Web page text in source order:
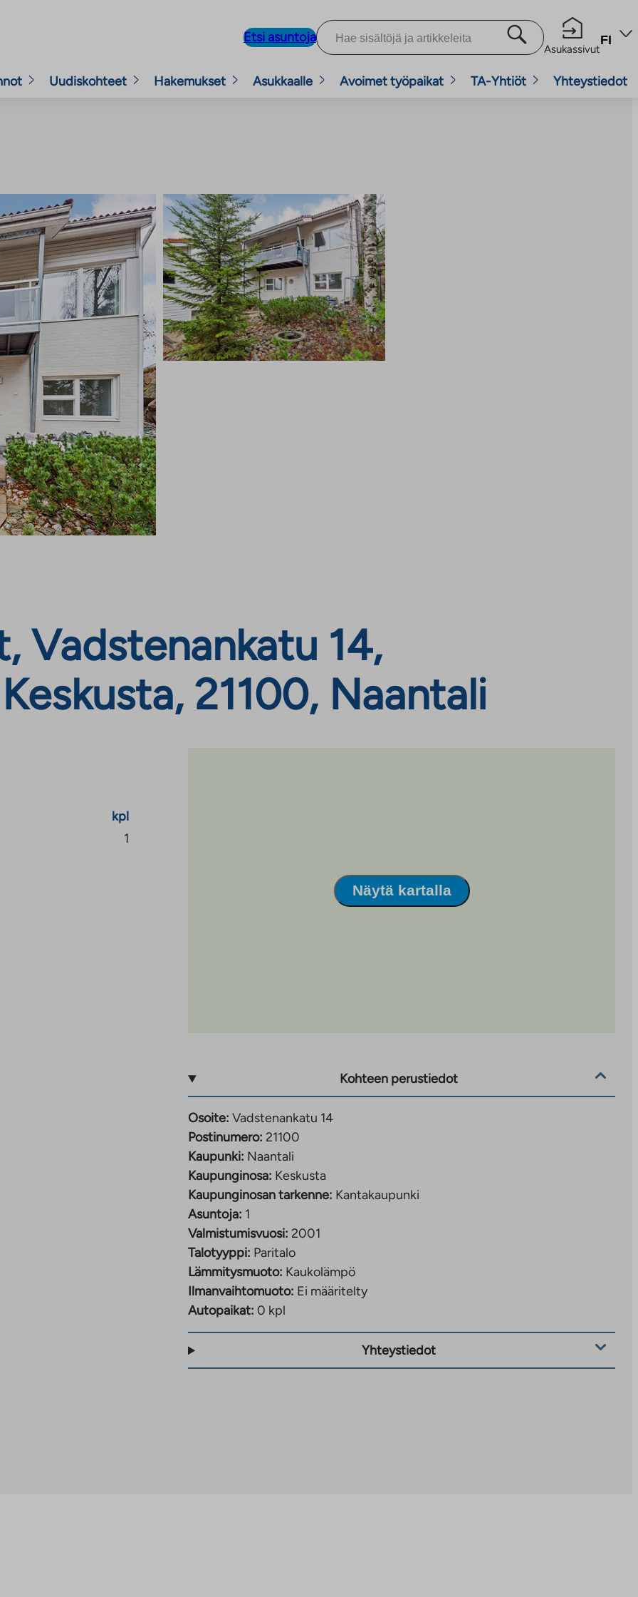
Etsi asuntoja
Asukassivut
FI
Uudiskohteet Hakemukset Asukkaalle Avoimet työpaikat TA-Yhtiöt Yhteystiedot
Vadstenankatu 14,
21100, Naantali
kpl
1
Näytä kartalla
Kohteen perustiedot
Osoite: Vadstenankatu 14
Postinumero: 21100
Kaupunki: Naantali
Kaupunginosa: Keskusta
Kaupunginosan tarkenne: Kantakaupunki
Asuntoja: 1
Valmistumisvuosi: 2001
Talotyyppi: Paritalo
Lämmitysmuoto: Kaukolämpö
Ilmanvaihtomuoto: Ei määritelty
Autopaikat: 0 kpl
Yhteystiedot